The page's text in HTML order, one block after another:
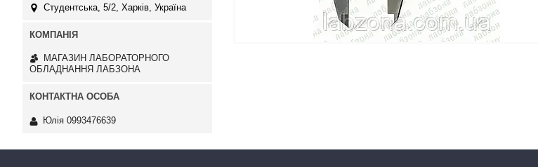
Студентська, 5/2, Харків, Україна
МАГАЗИН ЛАБОРАТОРНОГО
ОБЛАДНАННЯ ЛАБЗОНА
Юлія 0993476639